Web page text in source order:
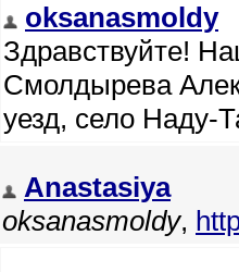
oksanasmoldy
Здравствуйте!
Смолдырева
уезд, село Наду-
Anastasiya
oksanasmoldy,